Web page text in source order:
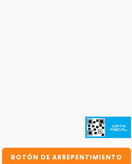
BOTÓN DE ARREPENTIMIENTO